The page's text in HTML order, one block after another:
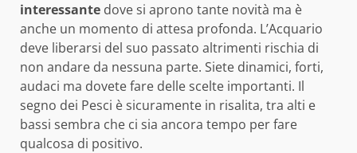
interessante dove si aprono tante novità ma è
anche un momento di attesa profonda. L’Acquario
deve liberarsi del suo passato altrimenti rischia di
non andare da nessuna parte. Siete dinamici, forti,
audaci ma dovete fare delle scelte importanti. Il
segno dei Pesci è sicuramente in risalita, tra alti e
bassi sembra che ci sia ancora tempo per fare
qualcosa di positivo.